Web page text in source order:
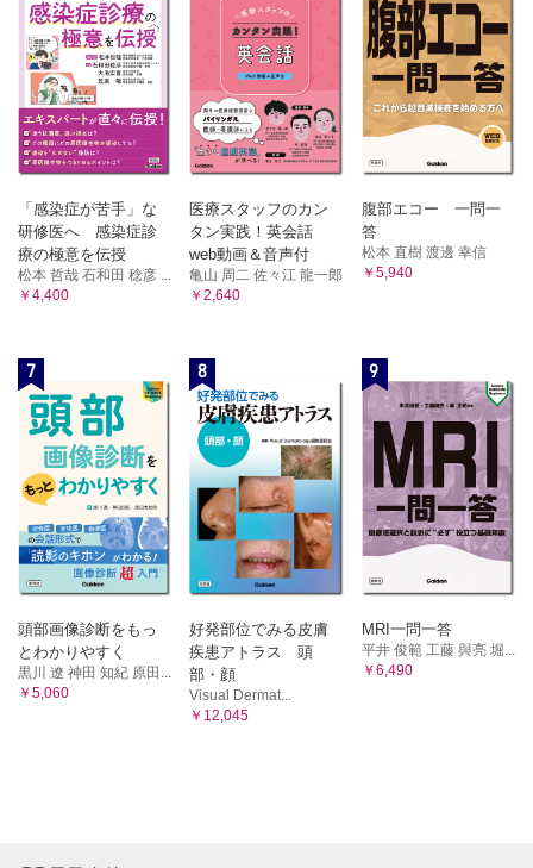
「感染症が苦手」な
研修医へ 感染症診
療の極意を伝授
松本 哲哉 石和田 稔彦 ...
￥4,400
医療スタッフのカン
タン実践！英会話
web動画＆音声付
亀山 周二 佐々江 龍一郎
￥2,640
腹部エコー 一問一
答
松本 直樹 渡邊 幸信
￥5,940
7
頭部画像診断をもっ
とわかりやすく
黒川 遼 神田 知紀 原田...
￥5,060
8
好発部位でみる皮膚
疾患アトラス 頭
部・顔
Visual Dermat...
￥12,045
9
MRI一問一答
平井 俊範 工藤 與亮 堀...
￥6,490